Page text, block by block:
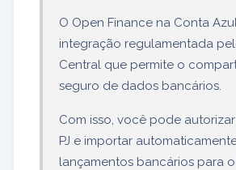
O Open Finance na Conta
integração regulamentada
Central que permite o
seguro de dados bancários.
Com isso, você pode
PJ e importar
lançamentos bancários para o